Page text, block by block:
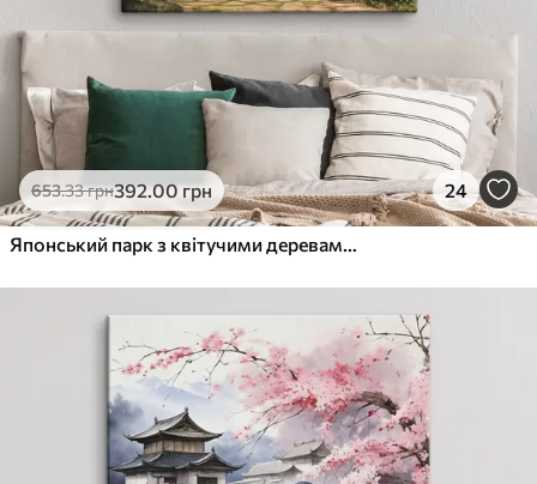
653.33грн392.00грн 24
Японський парк з квітучими деревами і квітами, ліс, дерев'яний будинок